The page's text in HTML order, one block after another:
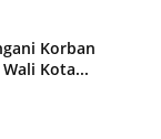
Korban
Kota...